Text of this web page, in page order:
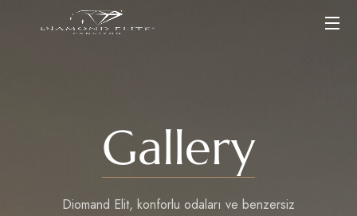
Gallery
Diomand Elit, konforlu odaları ve benzersiz